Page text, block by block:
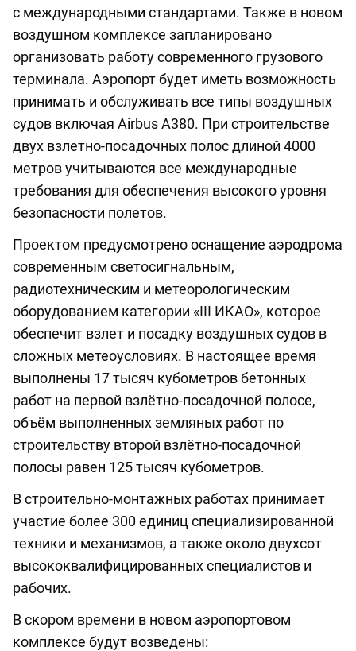
с международными стандартами. Также в новом
воздушном комплексе запланировано
организовать работу современного грузового
терминала. Аэропорт будет иметь возможность
принимать и обслуживать все типы воздушных
судов включая Airbus A380. При строительстве
двух взлетно-посадочных полос длиной 4000
метров учитываются все международные
требования для обеспечения высокого уровня
безопасности полетов.
Проектом предусмотрено оснащение аэродрома
современным светосигнальным,
радиотехническим и метеорологическим
оборудованием категории «III ИКАО», которое
обеспечит взлет и посадку воздушных судов в
сложных метеоусловиях. В настоящее время
выполнены 17 тысяч кубометров бетонных
работ на первой взлётно-посадочной полосе,
объём выполненных земляных работ по
строительству второй взлётно-посадочной
полосы равен 125 тысяч кубометров.
В строительно-монтажных работах принимает
участие более 300 единиц специализированной
техники и механизмов, а также около двухсот
высококвалифицированных специалистов и
рабочих.
В скором времени в новом аэропортовом
комплексе будут возведены: